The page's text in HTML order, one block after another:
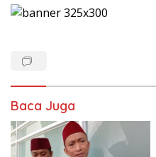
Baca Juga